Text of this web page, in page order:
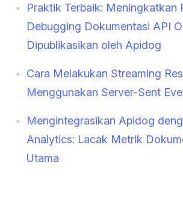
Praktik Terbaik: Meningkatkan
Debugging Dokumentasi API
Dipublikasikan oleh Apidog
Cara Melakukan Streaming
Menggunakan Server-Sent
Mengintegrasikan Apidog
Analytics: Lacak Metrik
Utama